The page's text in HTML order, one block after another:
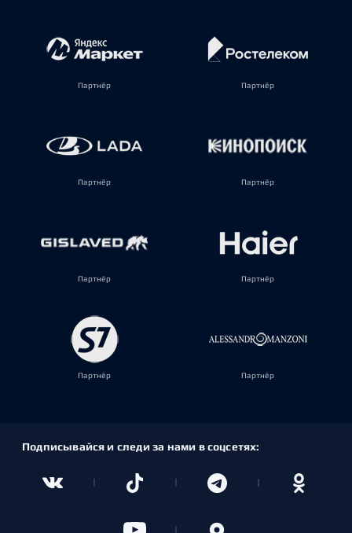
Партнёр Партнёр
Партнёр Партнёр
Партнёр Партнёр
Партнёр Партнёр
Подписывайся и следи за нами в соцсетях: